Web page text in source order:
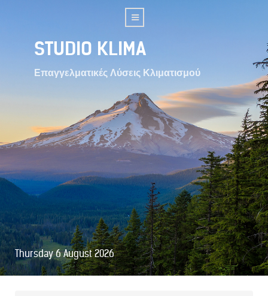
STUDIO KLIMA
Επαγγελματικές Λύσεις Κλιματισμού
Thursday 6 August 2026